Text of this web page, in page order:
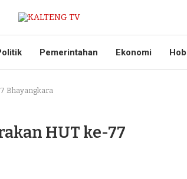
Pemerintahan Ekonomi
Bhayangkara
HUT ke-77